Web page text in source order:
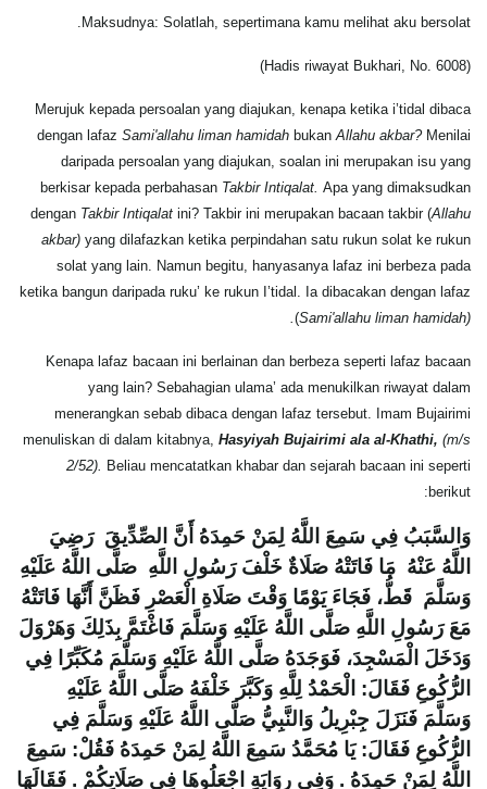
Maksudnya: Solatlah, sepertimana kamu melihat aku bersolat.
(Hadis riwayat Bukhari, No. 6008)
Merujuk kepada persoalan yang diajukan, kenapa ketika i’tidal dibaca
dengan lafaz Sami'allahu liman hamidah bukanAllahu akbar?Menilai
daripada persoalan yang diajukan, soalan ini merupakan isu yang
berkisar kepada perbahasan Takbir Intiqalat. Apa yang dimaksudkan
dengan Takbir Intiqalat ini? Takbir ini merupakan bacaan takbir (Allahu
akbar) yang dilafazkan ketika perpindahan satu rukun solat ke rukun
solat yang lain. Namun begitu, hanyasanya lafaz ini berbeza pada
ketika bangun daripada ruku’ ke rukun I’tidal. Ia dibacakan dengan lafaz
(Sami'allahu liman hamidah).
Kenapa lafaz bacaan ini berlainan dan berbeza seperti lafaz bacaan
yang lain? Sebahagian ulama’ ada menukilkan riwayat dalam
menerangkan sebab dibaca dengan lafaz tersebut. Imam Bujairimi
menuliskan di dalam kitabnya, Hasyiyah Bujairimi ala al-Khathi, (m/s
2/52). Beliau mencatatkan khabar dan sejarah bacaan ini seperti
berikut:
وَالسَّبَبُ فِي سَمِعَ اللَّهُ لِمَنْ حَمِدَهُ أَنَّ الصِّدِّيقَ رَضِيَ
اللَّهُ عَنْهُ مَا فَاتَتْهُ صَلَاةٌ خَلْفَ رَسُولِ اللَّهِ صَلَّى اللَّهُ عَلَيْهِ
وَسَلَّمَ قَطُّ، فَجَاءَ يَوْمًا وَقْتَ صَلَاةِ الْعَصْرِ فَظَنَّ أَنَّهَا فَاتَتْهُ
مَعَ رَسُولِ اللَّهِ صَلَّى اللَّهُ عَلَيْهِ وَسَلَّمَ فَاغْتَمَّ بِذَلِكَ وَهَرْوَلَ
وَدَخَلَ الْمَسْجِدَ، فَوَجَدَهُ صَلَّى اللَّهُ عَلَيْهِ وَسَلَّمَ مُكَبِّرًا فِي
الرُّكُوعِ فَقَالَ: الْحَمْدُ لِلَّهِ وَكَبَّرَ خَلْفَهُ صَلَّى اللَّهُ عَلَيْهِ
وَسَلَّمَ فَنَزَلَ جِبْرِيلُ وَالنَّبِيُّ صَلَّى اللَّهُ عَلَيْهِ وَسَلَّمَ فِي
الرُّكُوعِ فَقَالَ: يَا مُحَمَّدُ سَمِعَ اللَّهُ لِمَنْ حَمِدَهُ فَقُلْ: سَمِعَ
اللَّهُ لِمَنْ حَمِدَهُ . وَفِي رِوَايَةٍ اجْعَلُوهَا فِي صَلَاتِكُمْ . فَقَالَهَا